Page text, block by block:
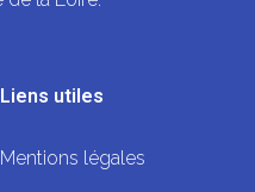
Liens utiles
Mentions légales